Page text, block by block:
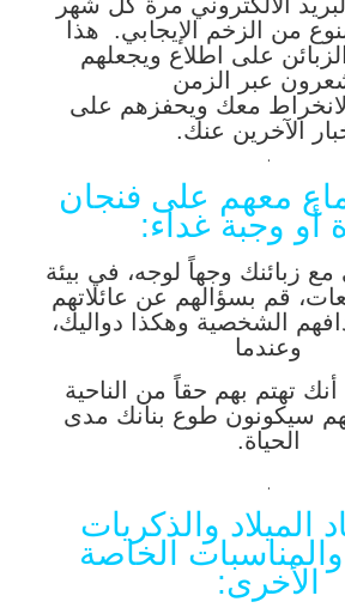
من الزخم الإيجابي. هذا
على اطلاع ويجعلهم
عبر الزمن
معك ويحفزهم على
الآخرين عنك.
.
معهم على فنجان
أو وجبة غداء:
زبائنك وجهاً لوجه، في بيئة
قم بسؤالهم عن عائلاتهم
الشخصية وهكذا دواليك،
وعندما
تهتم بهم حقاً من الناحية
سيكونون طوع بنانك مدى
الحياة.
.
الميلاد والذكريات
والمناسبات الخاصة
الأخرى: